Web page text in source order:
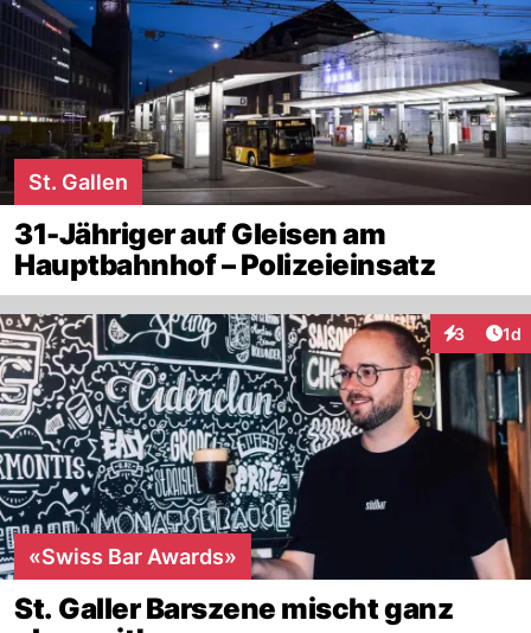
St. Gallen
31-Jähriger auf Gleisen am
Hauptbahnhof – Polizeieinsatz
3 1d
«Swiss Bar Awards»
St. Galler Barszene mischt ganz